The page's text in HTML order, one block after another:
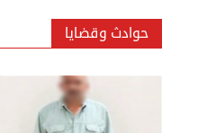
حوادث وقضايا